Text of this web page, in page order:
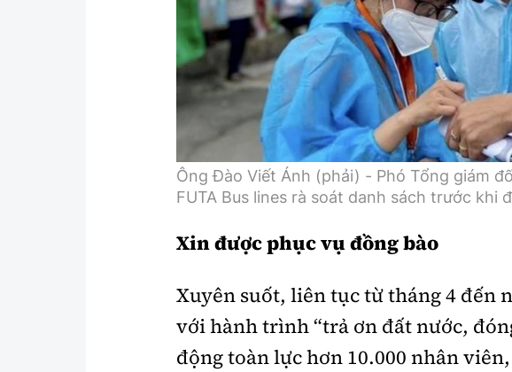
Lao động - Công đoàn
Showbiz
Điện ảnh
Âm nhạc
Bình
Hậu
360
Thời sự Quốc tế
Hồ sơ tài liệu
Thế giới giao thông
Thế giới xây dựng
Đi ++
Du lịch
Khám phá
Lối sống
Ẩm thực
Thời
Câu
Giải
Ông Đào Viết Ánh (phải) - Phó Tổng giám
FUTA Bus lines rà soát danh sách trước khi
Xin được phục vụ đồng bào
Xuyên suốt, liên tục từ tháng 4 đến
với hành trình “trả ơn đất nước,
động toàn lực hơn 10.000 nhân